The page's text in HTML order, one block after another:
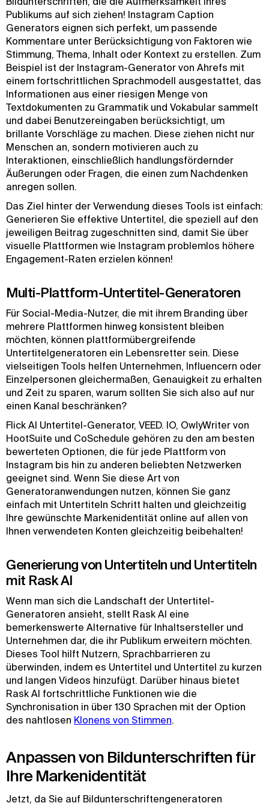
Publikums auf sich ziehen! Instagram Caption
Generators eignen sich perfekt, um passende
Kommentare unter Berücksichtigung von Faktoren wie
Stimmung, Thema, Inhalt oder Kontext zu erstellen. Zum
Beispiel ist der Instagram-Generator von Ahrefs mit
einem fortschrittlichen Sprachmodell ausgestattet, das
Informationen aus einer riesigen Menge von
Textdokumenten zu Grammatik und Vokabular sammelt
und dabei Benutzereingaben berücksichtigt, um
brillante Vorschläge zu machen. Diese ziehen nicht nur
Menschen an, sondern motivieren auch zu
Interaktionen, einschließlich handlungsfördernder
Äußerungen oder Fragen, die einen zum Nachdenken
anregen sollen.
Das Ziel hinter der Verwendung dieses Tools ist einfach:
Generieren Sie effektive Untertitel, die speziell auf den
jeweiligen Beitrag zugeschnitten sind, damit Sie über
visuelle Plattformen wie Instagram problemlos höhere
Engagement-Raten erzielen können!
Multi-Plattform-Untertitel-Generatoren
Für Social-Media-Nutzer, die mit ihrem Branding über
mehrere Plattformen hinweg konsistent bleiben
möchten, können plattformübergreifende
Untertitelgeneratoren ein Lebensretter sein. Diese
vielseitigen Tools helfen Unternehmen, Influencern oder
Einzelpersonen gleichermaßen, Genauigkeit zu erhalten
und Zeit zu sparen, warum sollten Sie sich also auf nur
einen Kanal beschränken?
Flick AI Untertitel-Generator, VEED. IO, OwlyWriter von
HootSuite und CoSchedule gehören zu den am besten
bewerteten Optionen, die für jede Plattform von
Instagram bis hin zu anderen beliebten Netzwerken
geeignet sind. Wenn Sie diese Art von
Generatoranwendungen nutzen, können Sie ganz
einfach mit Untertiteln Schritt halten und gleichzeitig
Ihre gewünschte Markenidentität online auf allen von
Ihnen verwendeten Konten gleichzeitig beibehalten!
Generierung von Untertiteln und Untertiteln
mit Rask AI
Wenn man sich die Landschaft der Untertitel-
Generatoren ansieht, stellt Rask AI eine
bemerkenswerte Alternative für Inhaltsersteller und
Unternehmen dar, die ihr Publikum erweitern möchten.
Dieses Tool hilft Nutzern, Sprachbarrieren zu
überwinden, indem es Untertitel und Untertitel zu kurzen
und langen Videos hinzufügt. Darüber hinaus bietet
Rask AI fortschrittliche Funktionen wie die
Synchronisation in über 130 Sprachen mit der Option
des nahtlosen Klonens von Stimmen.
Anpassen von Bildunterschriften für
Ihre Markenidentität
Jetzt, da Sie auf Bildunterschriftengeneratoren